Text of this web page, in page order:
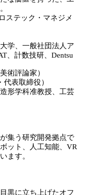
テック・マネジメ
学、一般社団法人ア
、計数技研、Dentsu
術評論家）
取締役）
形学科准教授、工芸
集う研究開発拠点で
ット、人工知能、VR
ます。
黒に立ち上げたオフ